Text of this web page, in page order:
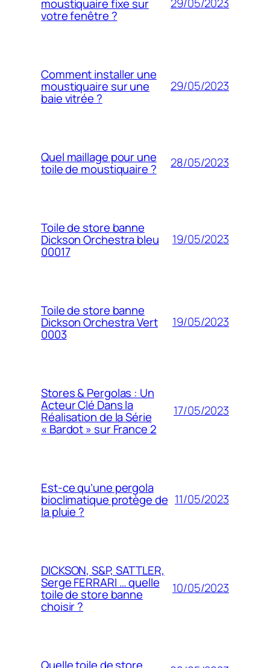
moustiquaire fixe sur
votre fenêtre ?
Comment installer une
moustiquaire sur une
baie vitrée ?
29/05/2023
Quel maillage pour une
toile de moustiquaire ? 28/05/2023
Toile de store banne
Dickson Orchestra bleu
00017
19/05/2023
Toile de store banne
Dickson Orchestra Vert
0003
19/05/2023
Stores & Pergolas : Un
Acteur Clé Dans la
Réalisation de la Série
« Bardot » sur France 2
17/05/2023
Est-ce qu’une pergola
bioclimatique protège de
la pluie ?
11/05/2023
DICKSON, S&P, SATTLER,
Serge FERRARI … quelle
toile de store banne
choisir ?
10/05/2023
Quelle toile de store